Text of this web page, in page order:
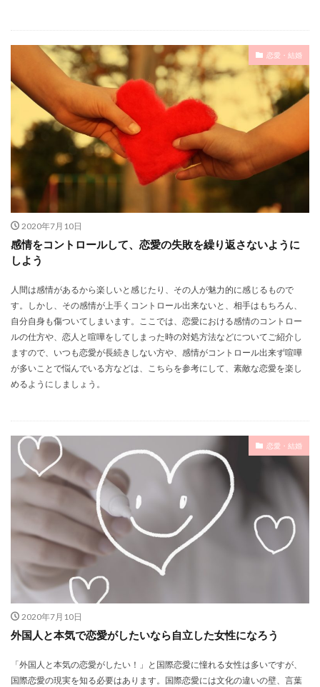
恋愛・結婚
2020年7月10日
感情をコントロールして、恋愛の失敗を繰り返さないように
しよう
人間は感情があるから楽しいと感じたり、その人が魅力的に感じるもので
す。しかし、その感情が上手くコントロール出来ないと、相手はもちろん、
自分自身も傷ついてしまいます。ここでは、恋愛における感情のコントロー
ルの仕方や、恋人と喧嘩をしてしまった時の対処方法などについてご紹介し
ますので、いつも恋愛が長続きしない方や、感情がコントロール出来ず喧嘩
が多いことで悩んでいる方などは、こちらを参考にして、素敵な恋愛を楽し
めるようにしましょう。
恋愛・結婚
2020年7月10日
外国人と本気で恋愛がしたいなら自立した女性になろう
「外国人と本気の恋愛がしたい！」と国際恋愛に憧れる女性は多いですが、
国際恋愛の現実を知る必要はあります。国際恋愛には文化の違いの壁、言葉